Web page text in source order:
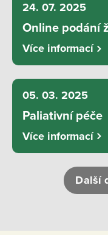
24. 07. 2025
Online podání
Více informací
05. 03. 2025
Paliativní péče
Více informací
Další